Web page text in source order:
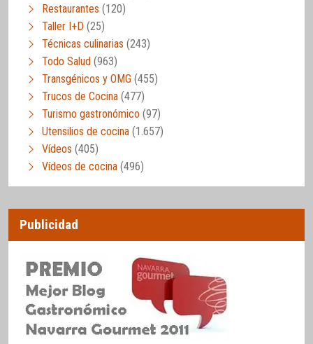
Restaurantes (120)
Taller I+D (25)
Técnicas culinarias (243)
Todo Salud (963)
Transgénicos y OMG (455)
Trucos de Cocina (477)
Turismo gastronómico (97)
Utensilios de cocina (1.657)
Vídeos (405)
Vídeos de cocina (496)
Publicidad